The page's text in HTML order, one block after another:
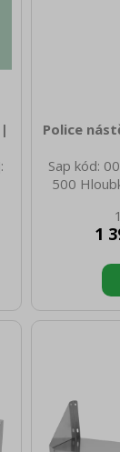
Police
Sap kód:
500
3.00
brutto
AISI
1